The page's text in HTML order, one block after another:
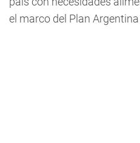
el marco del Plan